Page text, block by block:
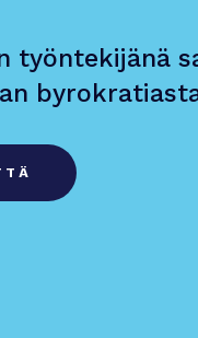
työntekijänä